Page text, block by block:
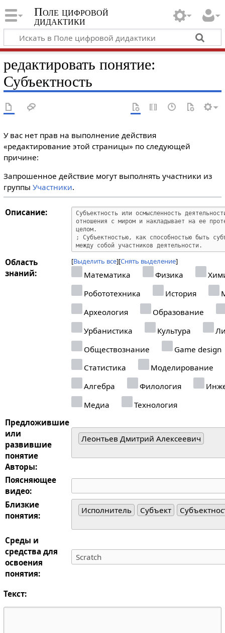
Поле цифровой
дидактики
редактировать понятие:
Субъектность
У вас нет прав на выполнение действия
«редактирование этой страницы» по следующей
причине:
Запрошенное действие могут выполнять участники из
группы Участники.
Описание:
Область
знаний:
Выделить все Снять выделение
Математика Физика
Робототехника
История
Археология
Образование
Урбанистика
Культура
Обществознание
Game design
Статистика
Моделирование
Алгебра
Филология
Медиа
Технология
Предложившие
или
развившие
понятие
Авторы:
Леонтьев Дмитрий Алексеевич
Поясняющее
видео:
Близкие
понятия:
Исполнитель Субъект
Среды и
средства для
освоения
понятия:
Текст: